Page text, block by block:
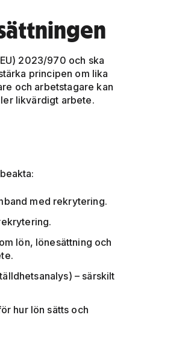
2023/970 och ska
principen om lika
och arbetstagare kan
likvärdigt arbete.
med rekrytering.
lön, lönesättning och
– särskilt
hur lön sätts och